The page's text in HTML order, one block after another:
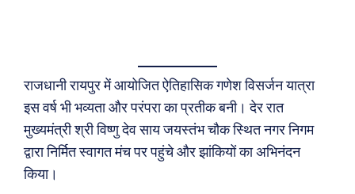
राजधानी रायपुर में आयोजित ऐतिहासिक गणेश विसर्जन यात्रा
इस वर्ष भी भव्यता और परंपरा का प्रतीक बनी। देर रात
मुख्यमंत्री श्री विष्णु देव साय जयस्तंभ चौक स्थित नगर निगम
द्वारा निर्मित स्वागत मंच पर पहुंचे और झांकियों का अभिनंदन
किया।